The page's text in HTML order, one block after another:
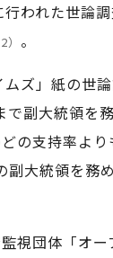
われた世論
） 。
ズ」紙の世
副大統領を
の支持率より
大統領を務
視団体「オ